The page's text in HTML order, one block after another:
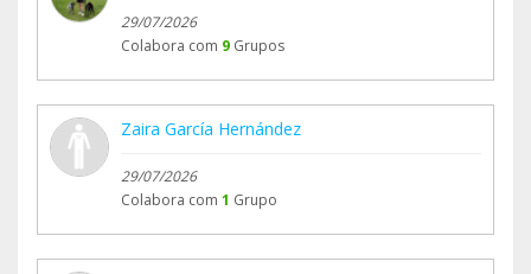
29/07/2026
Colabora com 9 Grupos
Zaira García Hernández
29/07/2026
Colabora com 1 Grupo